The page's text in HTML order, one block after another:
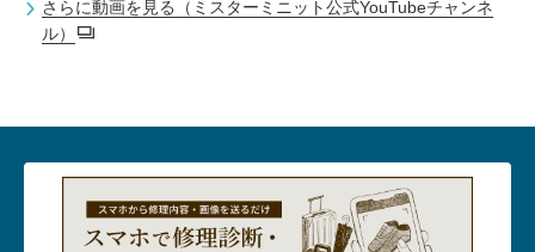
さらに動画を見る（ミスターミニット公式YouTubeチャンネ
ル）